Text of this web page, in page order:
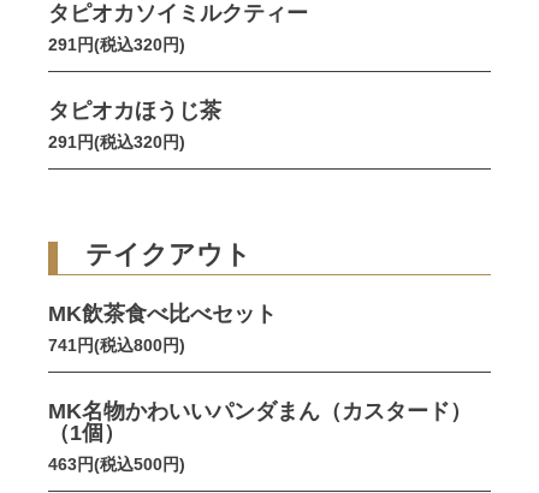
タピオカソイミルクティー
291円(税込320円)
タピオカほうじ茶
291円(税込320円)
テイクアウト
MK飲茶食べ比べセット
741円(税込800円)
MK名物かわいいパンダまん（カスタード）
（1個）
463円(税込500円)